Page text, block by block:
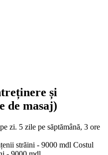
și
de masaj)
5 zile pe săptămână, 3 ore
Costul